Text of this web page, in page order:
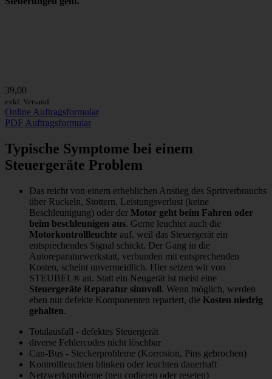
39,00
exkl. Versand
Online Auftragsformular
PDF Auftragsformular
Typische Symptome bei einem
Steuergeräte Problem
Das reicht von einem erheblichen Anstieg des Spritverbrauchs
über Ruckeln, Stottern, Leistungsverlust (keine
Beschleunigung) oder der Motor geht beim Fahren oder
beim beschleunigen aus. Gerne leuchtet auch die
Motorkontrollleuchte auf, weil das Steuergerät ein
entsprechendes Signal schickt. Der Gang in die
Autoreparaturwerkstatt, verbunden mit entsprechenden
Kosten, scheint unvermeidlich. Hier setzen wir von
STEUBEL® an. Statt ein Neugerät ist meist eine
Steuergeräte Reparatur sinnvoll. Wenn möglich, werden
eben nur defekte Komponenten repariert, die Kosten niedrig
gehalten.
Totalausfall - defektes Steuergerät
diverse Fehlercodes nicht löschbar
Can-Bus - Steckerprobleme (Korrosion, Pins gebrochen)
Kontrollleuchten blinken oder leuchten dauerhaft
Netzwerkprobleme (neu codieren oder reseten)